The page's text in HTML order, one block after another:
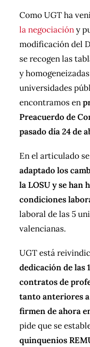
Como UGT ha
la negociacióny
modificación del
se recogen las
y
universidades
encontramos en
Preacuerdo de
pasado día 24 de
En el articulado se
adaptado los
la LOSU y se han
condiciones
laboral de las 5
valencianas.
UGT está
dedicación de las
contratos de
tanto anteriores a
firmen de ahora
pide que se
quinquenios